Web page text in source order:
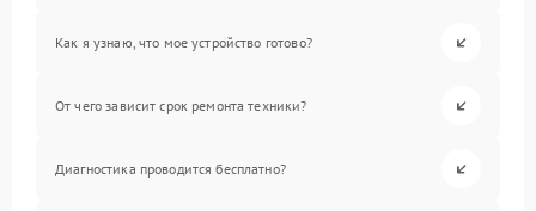
Как я узнаю, что мое устройство готово?
От чего зависит срок ремонта техники?
Диагностика проводится бесплатно?